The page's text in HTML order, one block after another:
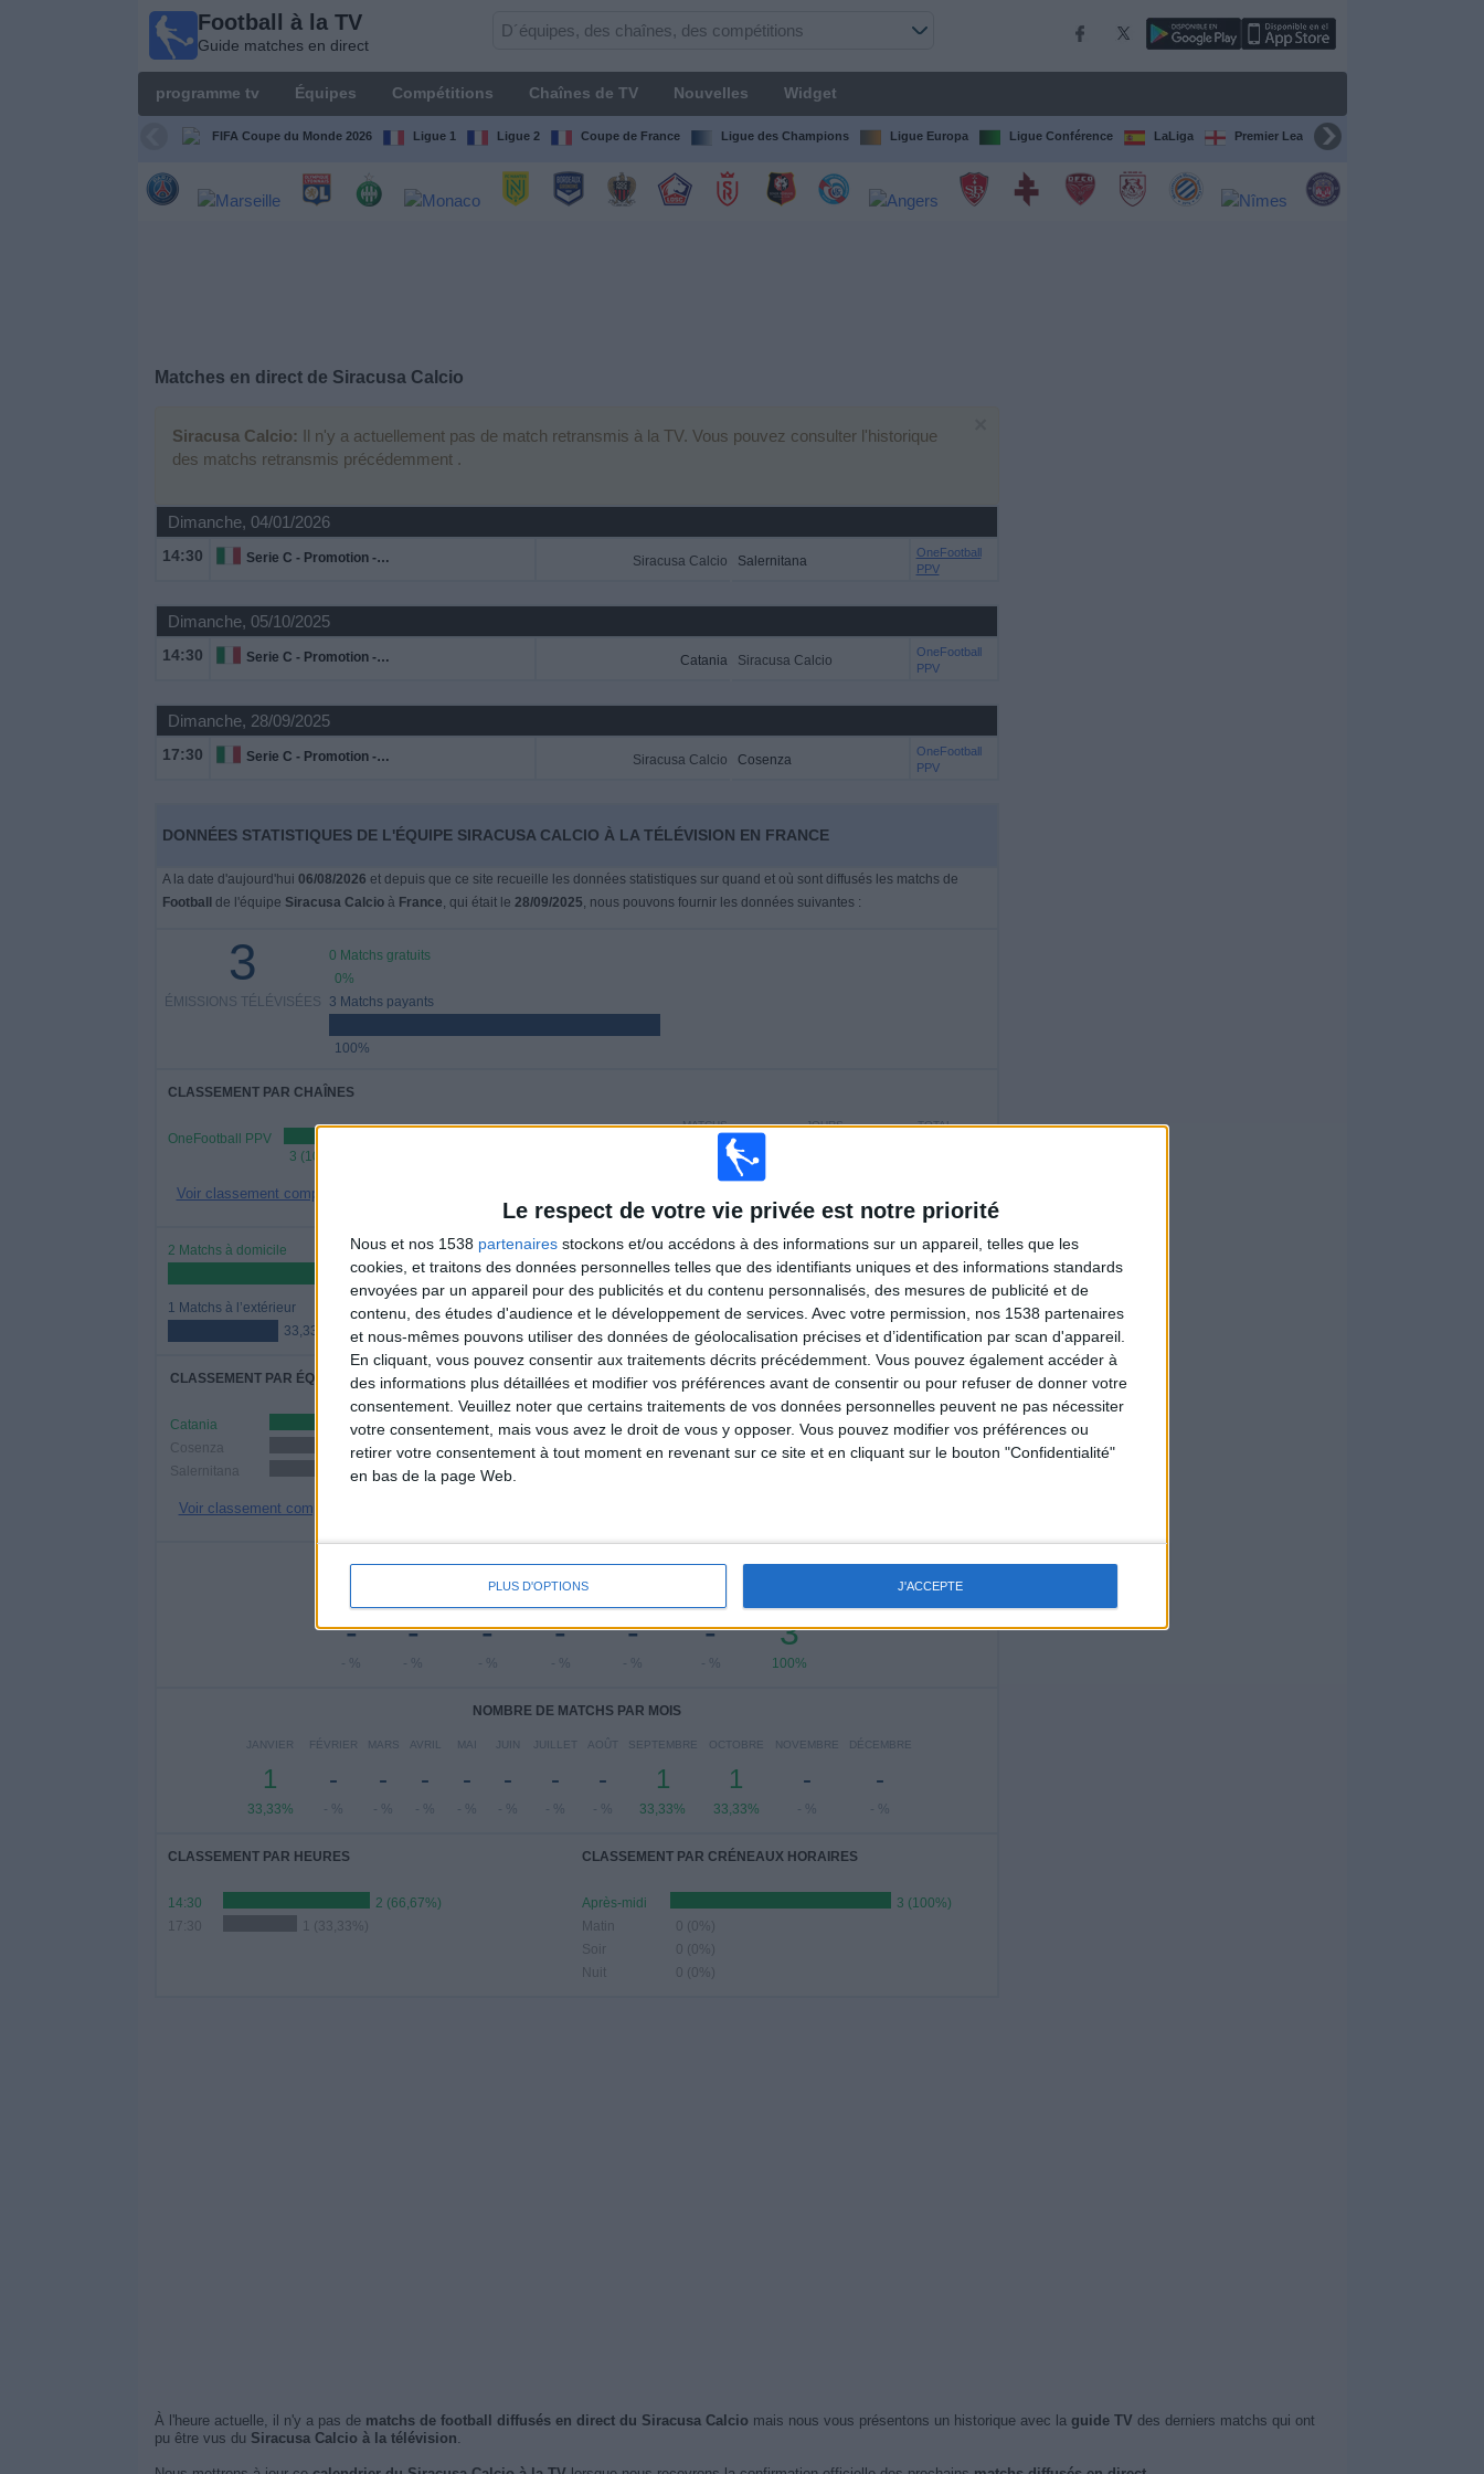
Le respect de votre vie privée est notre priorité
Nous et nos 1538 partenaires stockons et/ou accédons à des informations sur un appareil, telles que les
cookies, et traitons des données personnelles telles que des identifiants uniques et des informations standards
envoyées par un appareil pour des publicités et du contenu personnalisés, des mesures de publicité et de
contenu, des études d'audience et le développement de services. Avec votre permission, nos 1538 partenaires
et nous-mêmes pouvons utiliser des données de géolocalisation précises et d’identification par scan d'appareil.
En cliquant, vous pouvez consentir aux traitements décrits précédemment. Vous pouvez également accéder à
des informations plus détaillées et modifier vos préférences avant de consentir ou pour refuser de donner votre
consentement. Veuillez noter que certains traitements de vos données personnelles peuvent ne pas nécessiter
votre consentement, mais vous avez le droit de vous y opposer. Vous pouvez modifier vos préférences ou
retirer votre consentement à tout moment en revenant sur ce site et en cliquant sur le bouton "Confidentialité"
en bas de la page Web.
PLUS D'OPTIONS J'ACCEPTE
Football à la TV
Guide matches en direct
programme tv Équipes Compétitions Chaînes de TV Nouvelles Widget
FIFA Coupe du Monde 2026 Ligue 1 Ligue 2 Coupe de France Ligue des Champions Ligue Europa Ligue Conférence LaLiga Premier League
Matches en direct de Siracusa Calcio
Siracusa Calcio: Il n'y a actuellement pas de match retransmis à la TV. Vous pouvez consulter l'historique
des matchs retransmis précédemment .
Dimanche, 04/01/2026
14:30 Serie C - Promotion - Play Offs Siracusa Calcio Salernitana
OneFootball
PPV
Dimanche, 05/10/2025
14:30 Serie C - Promotion - Play Offs Catania Siracusa Calcio
OneFootball
PPV
Dimanche, 28/09/2025
17:30 Serie C - Promotion - Play Offs Siracusa Calcio Cosenza
OneFootball
PPV
DONNÉES STATISTIQUES DE L'ÉQUIPE SIRACUSA CALCIO À LA TÉLÉVISION EN FRANCE
A la date d'aujourd'hui 06/08/2026 et depuis que ce site recueille les données statistiques sur quand et où sont diffusés les matchs de
Football
de l'équipe Siracusa Calcioà France, qui était le 28/09/2025, nous pouvons fournir les données suivantes :
3
ÉMISSIONS TÉLÉVISÉES
0 Matchs gratuits
0%
3 Matchs payants
100%
CLASSEMENT PAR CHAÎNES
OneFootball PPV
3 (100%)
Voir classement complet
TOTAL
JOURS
GRATUIT
MATCHS
PAYANTS
2 Matchs à domicile
66,67%
1 Matchs à l’extérieur
33,33%
TOTAL
3
ADVERSAIRES
MAXIMUM
1
1
COMPÉTITIONS
CLASSEMENT PAR ÉQUIPES
Catania
1 (33,33%)
Cosenza
1 (33,33%)
Salernitana
1 (33,33%)
Voir classement complet
CLASSEMENT PAR COMPÉTITIONS
Serie C - Promotion - Play Offs 3 (100%)
Voir classement complet
NOMBRE DE MATCHS PAR JOUR DE LA SEMAINE
-
- %
-
- %
-
- %
-
- %
-
- %
-
- %
3
100%
NOMBRE DE MATCHS PAR MOIS
JANVIER
1
33,33%
FÉVRIER
-
- %
MARS
-
- %
AVRIL
-
- %
MAI
-
- %
JUIN
-
- %
JUILLET
-
- %
AOÛT
-
- %
SEPTEMBRE
1
33,33%
OCTOBRE
1
33,33%
NOVEMBRE
-
- %
DÉCEMBRE
-
- %
CLASSEMENT PAR HEURES
14:30
2 (66,67%)
17:30
1 (33,33%)
CLASSEMENT PAR CRÉNEAUX HORAIRES
Après-midi
3 (100%)
Matin
0 (0%)
Soir
0 (0%)
Nuit
0 (0%)
À l'heure actuelle, il n'y a pas de matchs de football diffusés en direct du Siracusa Calcio mais nous vous présentons un historique avec la guide TV des derniers matchs qui ont
pu être vus du Siracusa Calcio à la télévision.